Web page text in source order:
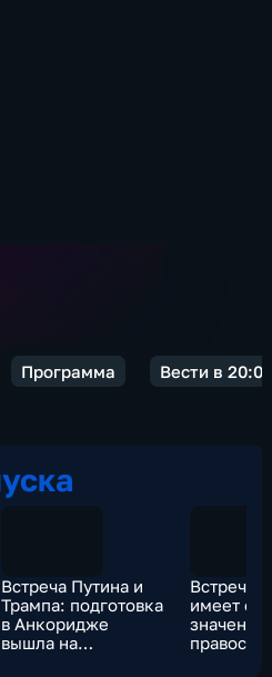
Программа Вести в 20:00
Встреча Путина и
Трампа: подготовка
в Анкоридже
вышла на
Встреча
имеет
значение